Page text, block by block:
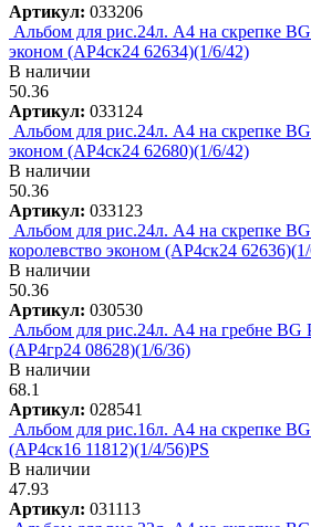
Артикул: 033206
Альбом для рис.24л. А4 на скрепке
эконом (АР4ск24 62634)(1/6/42)
В наличии
50.36
Артикул: 033124
Альбом для рис.24л. А4 на скрепке
эконом (АР4ск24 62680)(1/6/42)
В наличии
50.36
Артикул: 033123
Альбом для рис.24л. А4 на скрепке
королевство эконом (АР4ск24
В наличии
50.36
Артикул: 030530
Альбом для рис.24л. А4 на гребне BG
(АР4гр24 08628)(1/6/36)
В наличии
68.1
Артикул: 028541
Альбом для рис.16л. А4 на скрепке
(АР4ск16 11812)(1/4/56)PS
В наличии
47.93
Артикул: 031113